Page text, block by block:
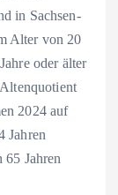
in Sachsen-
Alter von 20
oder älter
2024 auf
Jahren
Jahren